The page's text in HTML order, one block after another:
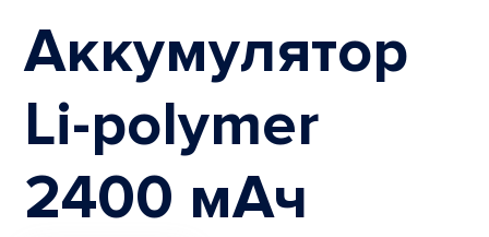
Аккумулятор
Li-polymer
2400 мАч